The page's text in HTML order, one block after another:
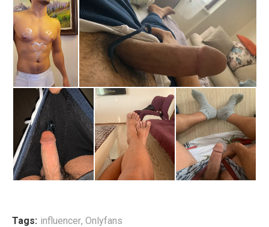
Tags: influencer, Onlyfans